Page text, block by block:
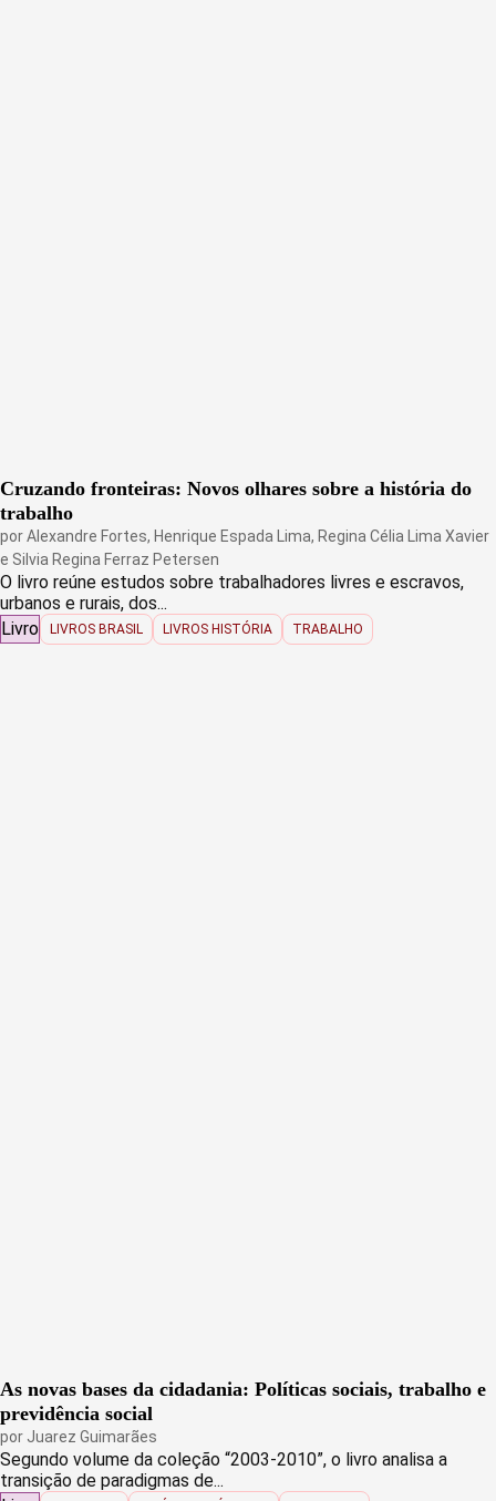
Cruzando fronteiras: Novos olhares sobre a história do
trabalho
porAlexandre Fortes, Henrique Espada Lima, Regina Célia Lima Xavier
e Silvia Regina Ferraz Petersen
O livro reúne estudos sobre trabalhadores livres e escravos,
urbanos e rurais, dos...
Livro
LIVROS BRASIL LIVROS HISTÓRIA TRABALHO
As novas bases da cidadania: Políticas sociais, trabalho e
previdência social
por Juarez Guimarães
Segundo volume da coleção “2003-2010”, o livro analisa a
transição de paradigmas de...